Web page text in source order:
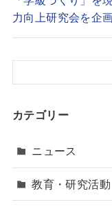
力向上研究会を企
カテゴリー
ニュース
教育・研究活動